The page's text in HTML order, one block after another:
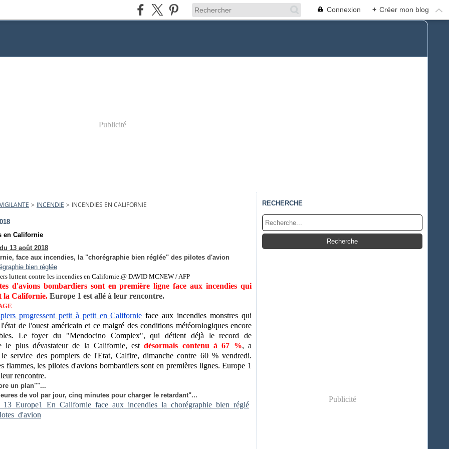
Connexion + Créer mon blog
Publicité
> INCENDIE > INCENDIES EN CALIFORNIE
en Californie
13 août 2018
face aux incendies, la "chorégraphie bien réglée" des pilotes d'avion
luttent contre les incendies en Californie.@ DAVID MCNEW / AFP
d'avions bombardiers sont en première ligne face aux incendies qui
la Californie. Europe 1 est allé à leur rencontre.
progressent petit à petit en Californie face aux incendies monstres qui
de l'ouest américain et ce malgré des conditions météorologiques encore
Le foyer du "Mendocino Complex", qui détient déjà le record de
le plus dévastateur de la Californie, estdésormais contenu à 67 %, a
le service des pompiers de l'Etat, Calfire, dimanche contre 60 % vendredi.
flammes, les pilotes d'avions bombardiers sont en premières lignes. Europe 1
rencontre.
un plan""...
de vol par jour, cinq minutes pour charger le retardant"...
RECHERCHE
Publicité